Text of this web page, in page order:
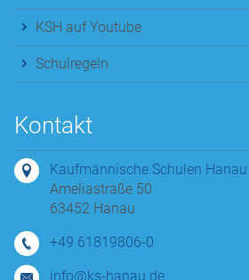
KSH auf Youtube
Schulregeln
Kontakt
Kaufmännische Schulen Hanau
Ameliastraße 50
63452 Hanau
+49 61819806-0
info@ks-hanau.de